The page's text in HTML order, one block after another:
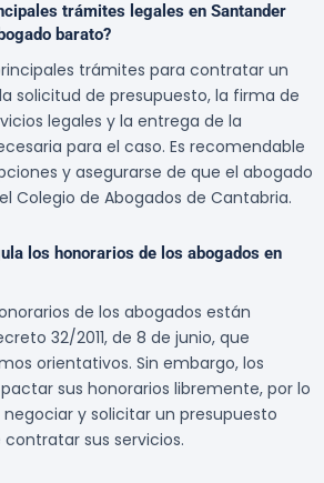
trámites legales en Santander
barato?
trámites para contratar un
solicitud de presupuesto, la firma de
legales y la entrega de la
para el caso. Es recomendable
y asegurarse de que el abogado
Colegio de Abogados de Cantabria.
los honorarios de los abogados en
de los abogados están
32/2011, de 8 de junio, que
orientativos. Sin embargo, los
sus honorarios libremente, por lo
y solicitar un presupuesto
sus servicios.